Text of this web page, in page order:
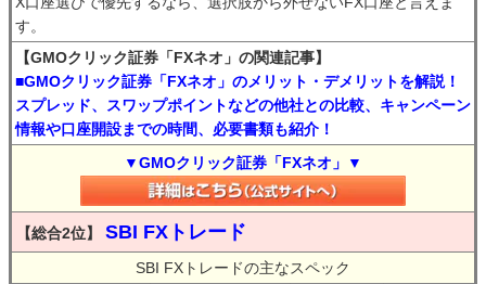
す。
【GMOクリック証券「FXネオ」の関連記事】
■GMOクリック証券「FXネオ」のメリット・デメリットを解説！
スプレッド、スワップポイントなどの他社との比較、キャンペーン
情報や口座開設までの時間、必要書類も紹介！
▼GMOクリック証券「FXネオ」▼
【総合2位】 SBI FXトレード
SBI FXトレードの主なスペック